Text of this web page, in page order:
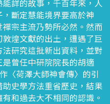
詳的故事，千百年來，人
斷定慧能境界要高於神
宗主流乃勢所必然。然而
煌文獻的出土，遭遇了巨
研究這批新出資料，並對
曾任中研院院長的胡適
〈荷澤大師神會傳〉的引
史學方法重省歷史，結果
和過去大不相同的認識。